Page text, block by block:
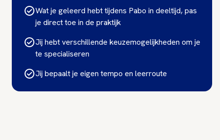
Wat je geleerd hebt tijdens Pabo in deeltijd, pas
je direct toe in de praktijk
Jij hebt verschillende keuzemogelijkheden om je
te specialiseren
Jij bepaalt je eigen tempo en leerroute